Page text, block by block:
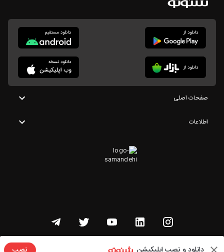
صفحات اصلی
اطلاعات
تمامی حقوق این وبسایت متعلق به شنوتو است